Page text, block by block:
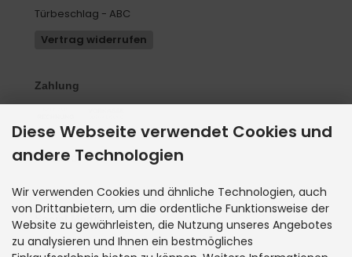
Türbeschlag - ABC
Vertrag widerrufen
Zahlung
Versand
Social Media
Diese Webseite verwendet Cookies und
andere Technologien
Wir verwenden Cookies und ähnliche Technologien, auch
von Drittanbietern, um die ordentliche Funktionsweise der
Website zu gewährleisten, die Nutzung unseres Angebotes
zu analysieren und Ihnen ein bestmögliches